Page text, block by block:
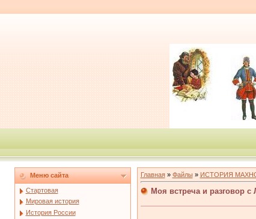
Меню сайта
Стартовая
Мировая история
История России
Главная» Файлы» ИСТОРИЯ
Моя встреча и разговор